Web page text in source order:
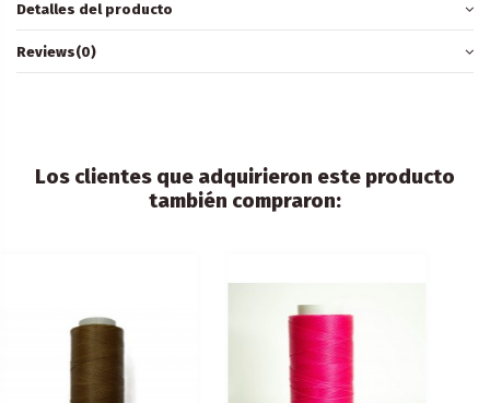
Detalles del producto
Reviews(0)
Los clientes que adquirieron este producto
también compraron: